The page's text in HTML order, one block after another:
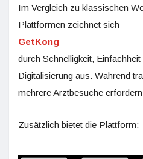
Im Vergleich zu klassischen
Plattformen zeichnet sich
GetKong
durch Schnelligkeit,
Digitalisierung aus. Während
mehrere Arztbesuche
Zusätzlich bietet die Plattform: